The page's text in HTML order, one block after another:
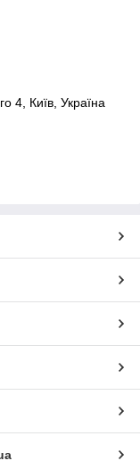
4, Київ, Україна